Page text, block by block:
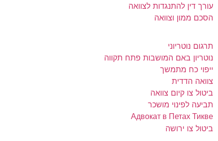
לצוואה
וצוואה
המושבות פתח תקווה
צוואה
מושכר
Адвокат в